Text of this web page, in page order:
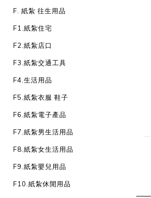
F. 紙紮 往生用品
F1.紙紮住宅
F2.紙紮店口
F3.紙紮交通工具
F4.生活用品
F5.紙紮衣服 鞋子
F6.紙紮電子產品
F7.紙紮男生活用品
F8.紙紮女生活用品
F9.紙紮嬰兒用品
F10.紙紮休閒用品